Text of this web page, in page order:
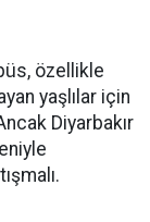
özellikle
yaşlılar için
Diyarbakır